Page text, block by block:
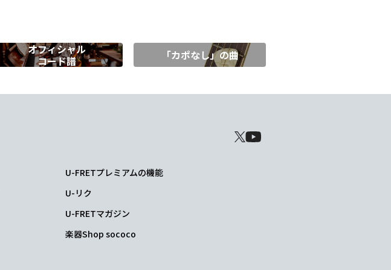
オフィシャル
コード譜
「カポなし」の曲
U-FRETプレミアムの機能
U-リク
U-FRETマガジン
楽器Shop sococo